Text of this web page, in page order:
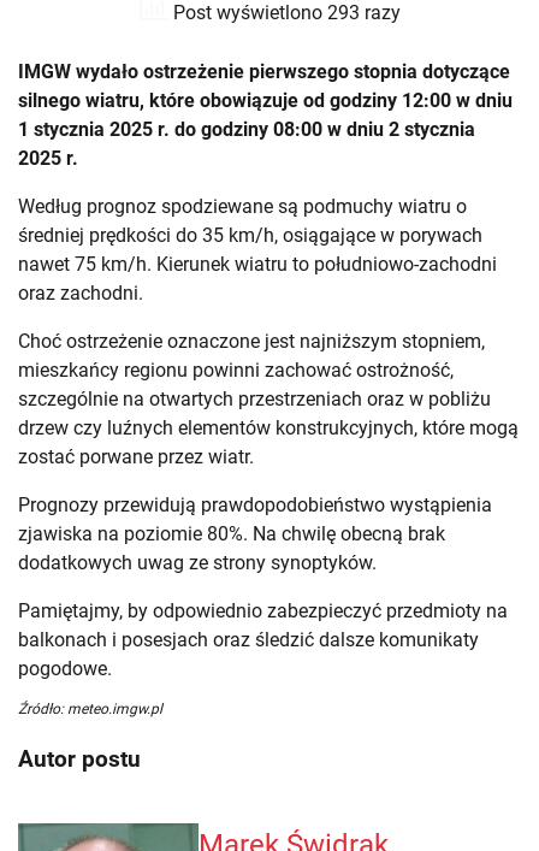
Post wyświetlono 293 razy
IMGW wydało ostrzeżenie pierwszego stopnia dotyczące
silnego wiatru, które obowiązuje od godziny 12:00 w dniu
1 stycznia 2025 r. do godziny 08:00 w dniu 2 stycznia
2025 r.
Według prognoz spodziewane są podmuchy wiatru o
średniej prędkości do 35 km/h, osiągające w porywach
nawet 75 km/h. Kierunek wiatru to południowo-zachodni
oraz zachodni.
Choć ostrzeżenie oznaczone jest najniższym stopniem,
mieszkańcy regionu powinni zachować ostrożność,
szczególnie na otwartych przestrzeniach oraz w pobliżu
drzew czy luźnych elementów konstrukcyjnych, które mogą
zostać porwane przez wiatr.
Prognozy przewidują prawdopodobieństwo wystąpienia
zjawiska na poziomie 80%. Na chwilę obecną brak
dodatkowych uwag ze strony synoptyków.
Pamiętajmy, by odpowiednio zabezpieczyć przedmioty na
balkonach i posesjach oraz śledzić dalsze komunikaty
pogodowe.
Źródło: meteo.imgw.pl
Autor postu